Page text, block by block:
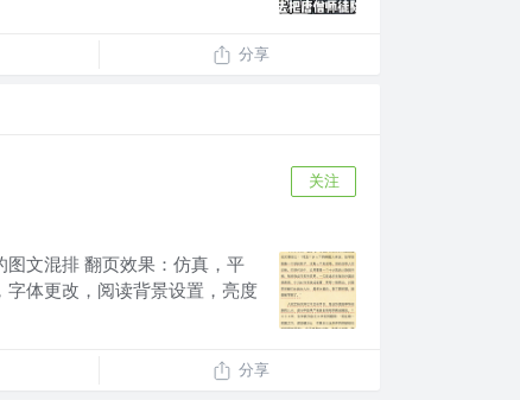
分享
关注
文混排 翻页效果：仿真，平
体更改，阅读背景设置，亮度
分享